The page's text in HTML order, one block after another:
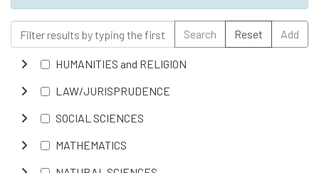
Search Reset Add
HUMANITIES and RELIGION
LAW/JURISPRUDENCE
SOCIAL SCIENCES
MATHEMATICS